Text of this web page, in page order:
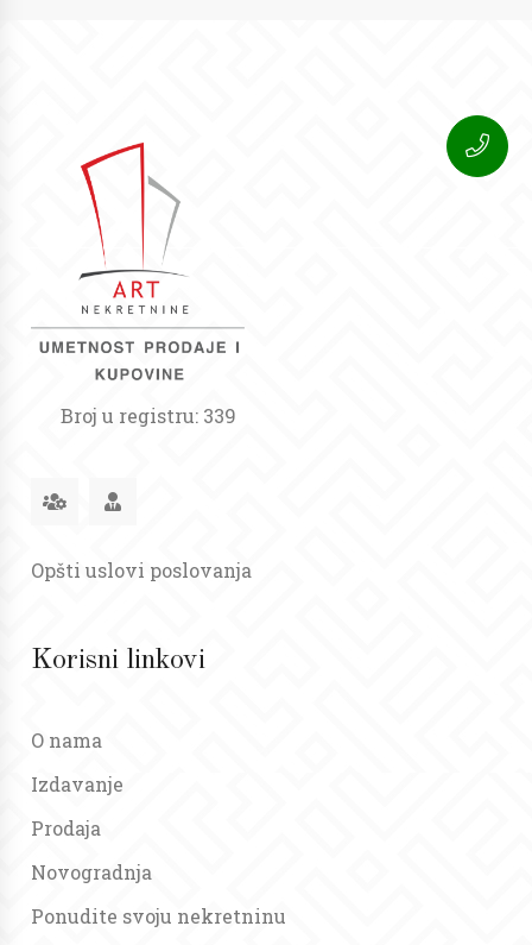
Broj u registru: 339
Opšti uslovi poslovanja
Korisni linkovi
O nama
Izdavanje
Prodaja
Novogradnja
Ponudite svoju nekretninu